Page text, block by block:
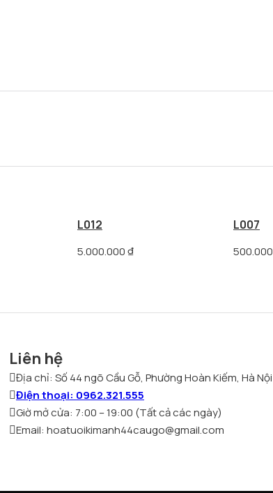
L012
5.000.000₫
L007
500.000
Liên hệ
Địa chỉ: Số 44 ngõ Cầu Gỗ, Phường Hoàn Kiếm, Hà Nội
Điện thoại: 0962.321.555
Giờ mở cửa: 7:00 – 19:00 (Tất cả các ngày)
Email: hoatuoikimanh44caugo@gmail.com